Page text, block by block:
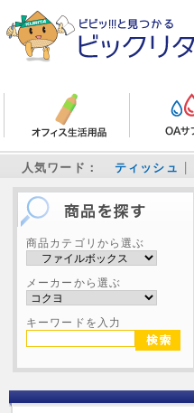
人気ワード： ティッシュ
商品カテゴリから選ぶ
メーカーから選ぶ
キーワードを入力